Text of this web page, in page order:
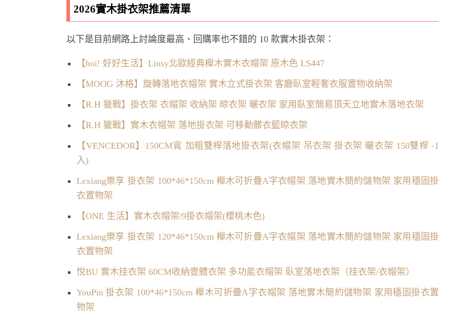
2026實木掛衣架推薦清單
以下是目前網路上討論度最高、回購率也不錯的 10 款實木掛衣架：
【hoi! 好好生活】Linsy北歐經典櫸木實木衣帽架 原木色 LS447
【MOOG 沐格】旋轉落地衣帽架 實木立式掛衣架 客廳臥室輕奢衣服置物收納架
【R.H 獵戰】掛衣架 衣帽架 收納架 晾衣架 曬衣架 家用臥室簡易頂天立地實木落地衣架
【R.H 獵戰】實木衣帽架 落地掛衣架 可移動髒衣籃晾衣架
【VENCEDOR】150CM寬 加粗雙桿落地掛衣架(衣帽架 吊衣架 掛衣架 曬衣架 150雙桿 -1
入)
Lexiang樂享 掛衣架 100*46*150cm 櫸木可折疊A字衣帽架 落地實木簡約儲物架 家用穩固掛
衣置物架
【ONE 生活】實木衣帽架/9掛衣帽架(櫻桃木色)
Lexiang樂享 掛衣架 120*46*150cm 櫸木可折疊A字衣帽架 落地實木簡約儲物架 家用穩固掛
衣置物架
悅BU 實木挂衣架 60CM收納壹體衣架 多功能衣帽架 臥室落地衣架（挂衣架/衣帽架）
YouPin 掛衣架 100*46*150cm 櫸木可折疊A字衣帽架 落地實木簡約儲物架 家用穩固掛衣置
物架